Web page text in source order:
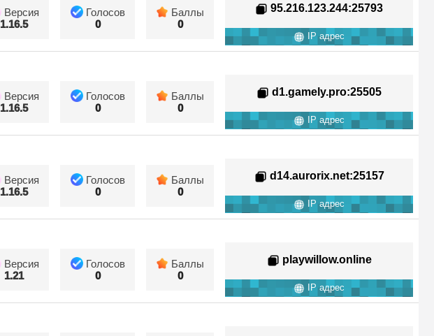
Версия
1.16.5
Голосов
0
Баллы
0
95.216.123.244:25793
IP адрес
Версия
1.16.5
Голосов
0
Баллы
0
d1.gamely.pro:25505
IP адрес
Версия
1.16.5
Голосов
0
Баллы
0
d14.aurorix.net:25157
IP адрес
Версия
1.21
Голосов
0
Баллы
0
playwillow.online
IP адрес